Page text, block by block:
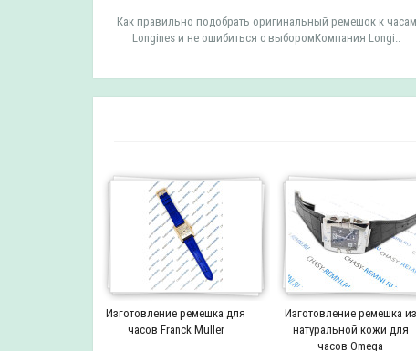
Как правильно подобрать оригинальный ремешок к часам
Longines и не ошибиться с выборомКомпания Longi..
Изготовление ремешка для
часов Franck Muller
Изготовление ремешка из
натуральной кожи для
часов Omega